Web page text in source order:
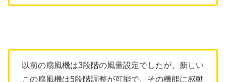
以前の扇風機は3段階の風量設定でしたが、新しい
この扇風機は5段階調整が可能で、その機能に感動